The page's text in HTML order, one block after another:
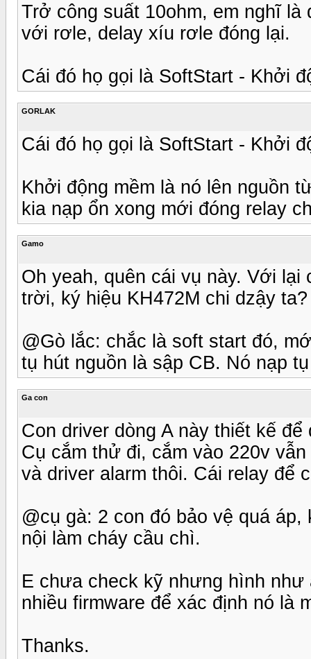
Trở công suất 10ohm, em nghĩ là
với rơle, delay xíu rơle đóng lại.
Cái đó họ gọi là SoftStart - Khởi
GORLAK
Cái đó họ gọi là SoftStart - Khởi
Khởi động mềm là nó lên nguồn
kia nạp ổn xong mới đóng relay
Gamo
Oh yeah, quên cái vụ này. Với lại
trời, ký hiệu KH472M chi dzậy ta?
@Gò lắc: chắc là soft start đó,
tụ hút nguồn là sập CB. Nó nạp
Ga con
Con driver dòng A này thiết kế
Cụ cắm thử đi, cắm vào 220v
và driver alarm thôi. Cái relay để
@cụ gà: 2 con đó bảo vệ quá
nội làm cháy cầu chì.
E chưa check kỹ nhưng hình
nhiều firmware để xác định nó là
Thanks.